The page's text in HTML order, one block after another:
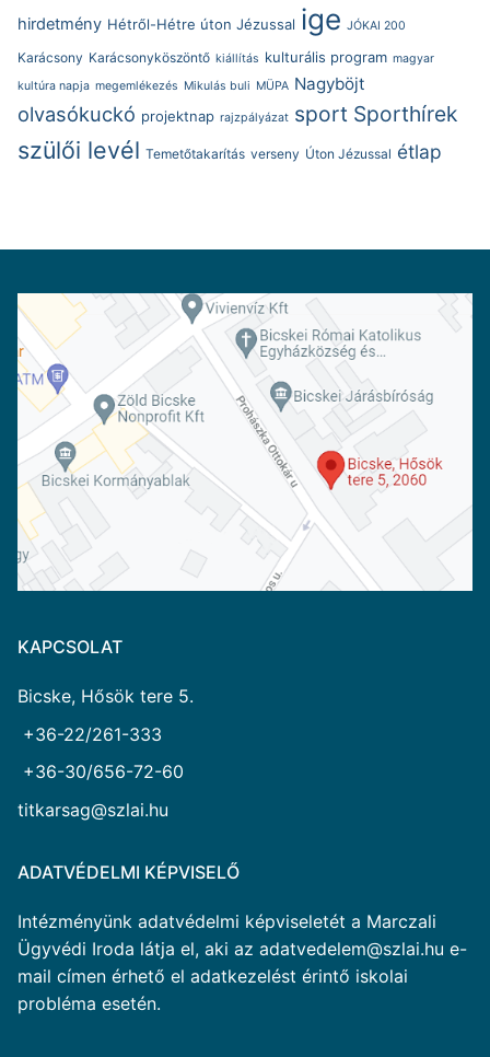
hirdetmény Hétről-Hétre úton Jézussal ige JÓKAI 200
Karácsony Karácsonyköszöntő kiállítás kulturális program magyar
kultúra napja megemlékezés Mikulás buli MÜPA Nagyböjt
olvasókuckó projektnap rajzpályázat sport Sporthírek
szülői levél Temetőtakarítás verseny Úton Jézussal étlap
KAPCSOLAT
Bicske, Hősök tere 5.
+36-22/261-333
+36-30/656-72-60
titkarsag@szlai.hu
ADATVÉDELMI KÉPVISELŐ
Intézményünk adatvédelmi képviseletét a Marczali
Ügyvédi Iroda látja el, aki az adatvedelem@szlai.hu e-
mail címen érhető el adatkezelést érintő iskolai
probléma esetén.